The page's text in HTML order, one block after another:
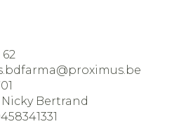
62
proximus.be
Nicky Bertrand